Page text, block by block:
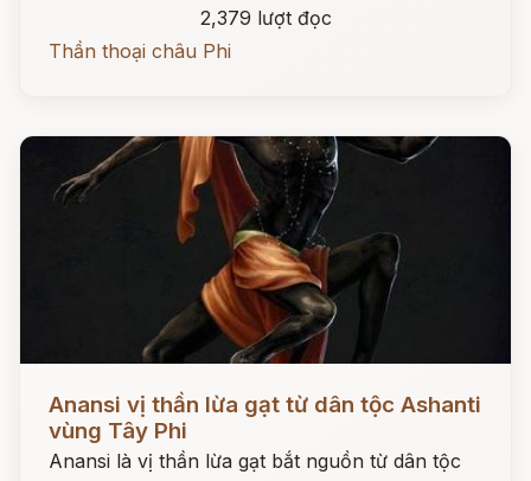
2,379 lượt đọc
Thần thoại châu Phi
Anansi vị thần lừa gạt từ dân tộc Ashanti
vùng Tây Phi
Anansi là vị thần lừa gạt bắt nguồn từ dân tộc